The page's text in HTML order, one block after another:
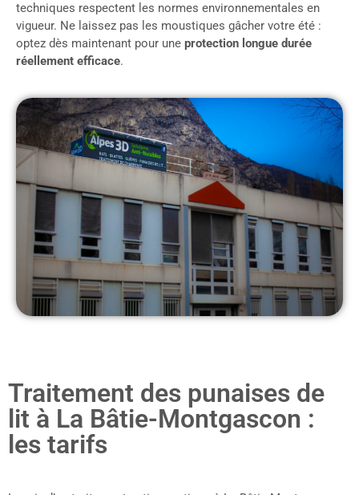
techniques respectent les normes environnementales en
vigueur. Ne laissez pas les moustiques gâcher votre été :
optez dès maintenant pour une protection longue durée
réellement efficace.
Traitement des punaises de
lit à La Bâtie-Montgascon :
les tarifs